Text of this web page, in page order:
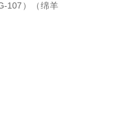
107）（绵羊